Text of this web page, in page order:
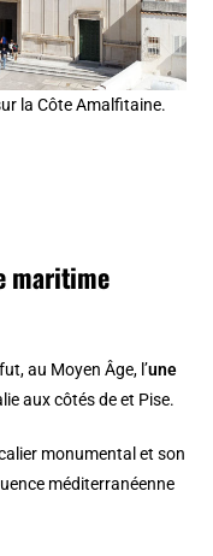
la Côte Amalfitaine.
maritime
au Moyen Âge, l’une
aux côtés de et Pise.
monumental et son
méditerranéenne